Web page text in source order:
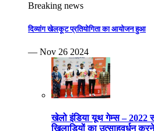
Breaking news
दिव्यांग खेलकूट प्रतियोगिता का आयोजन हुआ
— Nov 26 2024
खेलो इंडिया यूथ गेम्स – 2022
खिलाड़ियों का उत्साहवर्धन